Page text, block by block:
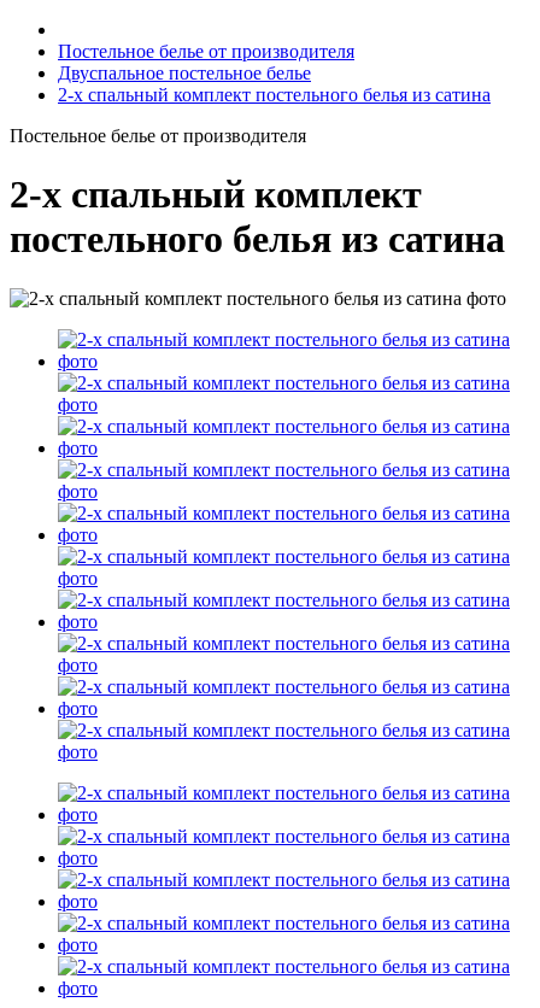
Постельное белье от производителя
Двуспальное постельное белье
2-х спальный комплект постельного белья из сатина
Постельное белье от производителя
2-х спальный комплект
постельного белья из сатина